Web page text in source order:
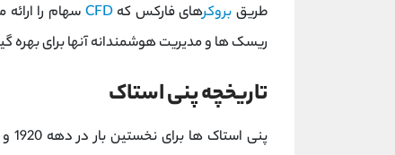
طریق بروکرهای فارکس کهCFD سهام را
ریسک ‌ها و مدیریت هوشمندانه آنها برای
تاریخچه پنی استاک